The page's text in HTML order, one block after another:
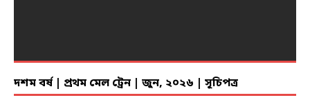
দশম বর্ষ | প্রথম মেল ট্রেন | জুন, ২০২৬ | সূচিপত্র